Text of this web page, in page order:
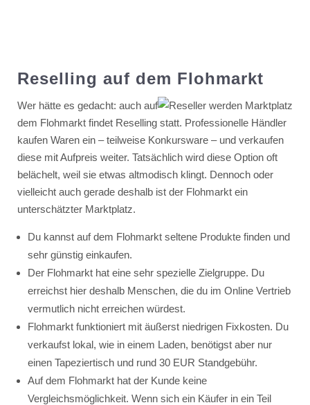
Reselling auf dem Flohmarkt
Wer hätte es gedacht: auch auf
dem Flohmarkt findet Reselling statt. Professionelle Händler
kaufen Waren ein – teilweise Konkursware – und verkaufen
diese mit Aufpreis weiter. Tatsächlich wird diese Option oft
belächelt, weil sie etwas altmodisch klingt. Dennoch oder
vielleicht auch gerade deshalb ist der Flohmarkt ein
unterschätzter Marktplatz.
Du kannst auf dem Flohmarkt seltene Produkte finden und
sehr günstig einkaufen.
Der Flohmarkt hat eine sehr spezielle Zielgruppe. Du
erreichst hier deshalb Menschen, die du im Online Vertrieb
vermutlich nicht erreichen würdest.
Flohmarkt funktioniert mit äußerst niedrigen Fixkosten. Du
verkaufst lokal, wie in einem Laden, benötigst aber nur
einen Tapeziertisch und rund 30 EUR Standgebühr.
Auf dem Flohmarkt hat der Kunde keine
Vergleichsmöglichkeit. Wenn sich ein Käufer in ein Teil